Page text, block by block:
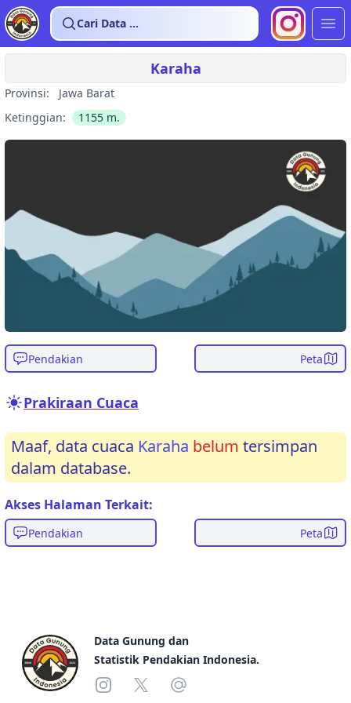
Cari Data ...
Karaha
Provinsi:
Jawa Barat
Ketinggian:
1155 m.
Pendakian Peta
Prakiraan Cuaca
Maaf, data cuaca Karaha belum tersimpan
dalam database.
Akses Halaman Terkait:
Pendakian Peta
Data Gunung dan
Statistik Pendakian Indonesia.
Instagram
X Email